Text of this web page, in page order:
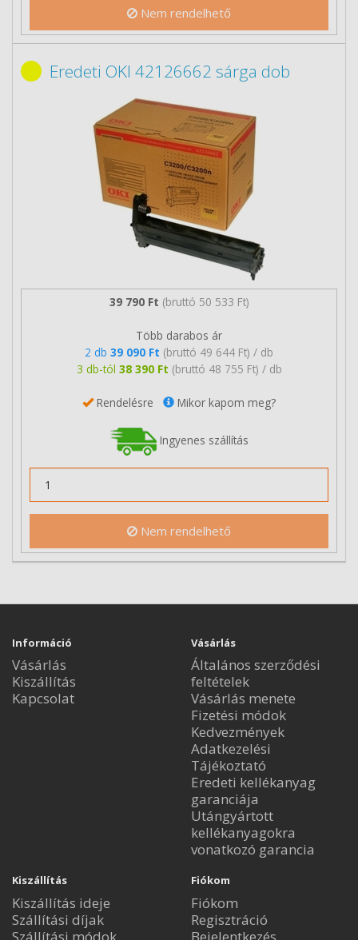
Nem rendelhető
Eredeti OKI 42126662 sárga dob
39 790 Ft (bruttó 50 533 Ft)
Több darabos ár
2 db 39 090 Ft (bruttó 49 644 Ft) / db
3 db-tól 38 390 Ft (bruttó 48 755 Ft) / db
Rendelésre Mikor kapom meg?
Ingyenes szállítás
Nem rendelhető
Információ
Vásárlás
Kiszállítás
Kapcsolat
Vásárlás
Általános szerződési
feltételek
Vásárlás menete
Fizetési módok
Kedvezmények
Adatkezelési
Tájékoztató
Eredeti kellékanyag
garanciája
Utángyártott
kellékanyagokra
vonatkozó garancia
Kiszállítás
Kiszállítás ideje
Szállítási díjak
Szállítási módok
Fiókom
Fiókom
Regisztráció
Bejelentkezés